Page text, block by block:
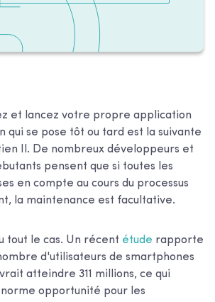
et lancez votre propre application
qui se pose tôt ou tard est la suivante
Il. De nombreux développeurs et
pensent que si toutes les
en compte au cours du processus
la maintenance est facultative.
tout le cas. Un récent étude rapporte
d'utilisateurs de smartphones
atteindre 311 millions, ce qui
opportunité pour les